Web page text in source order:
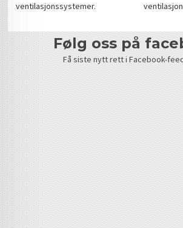
ventilasjonssystemer.
følg oss på
Få siste nytt rett i Facebook-